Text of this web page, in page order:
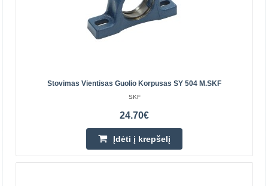
Įdėti į krepšelį
Pridėti prie pageidavimų sąrašo
Stovimas Vientisas Guolio Korpusas SY 504 M.SKF
SKF
24.70€
Įdėti į krepšelį